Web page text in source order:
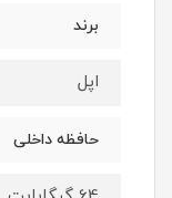
برند
اپل
حافظه داخلی